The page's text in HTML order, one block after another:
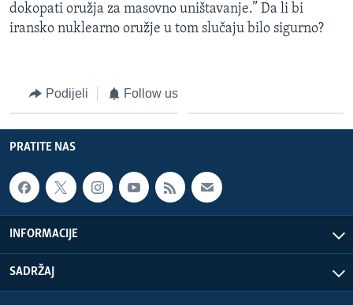
dokopati oružja za masovno uništavanje.” Da li bi
iransko nuklearno oružje u tom slučaju bilo sigurno?
Podijeli Follow us
PRATITE NAS
INFORMACIJE
SADRŽAJ